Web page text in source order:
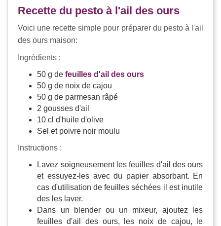
Recette du pesto à l'ail des ours
Voici une recette simple pour préparer du pesto à l'ail
des ours maison:
Ingrédients :
50 g defeuilles d'ail des ours
50 g de noix de cajou
50 g de parmesan râpé
2 gousses d'ail
10 cl d'huile d'olive
Sel et poivre noir moulu
Instructions :
Lavez soigneusement les feuilles d'ail des ours
et essuyez-les avec du papier absorbant. En
cas d'utilisation de feuilles séchées il est inutile
des les laver.
Dans un blender ou un mixeur, ajoutez les
feuilles d'ail des ours, les noix de cajou, le